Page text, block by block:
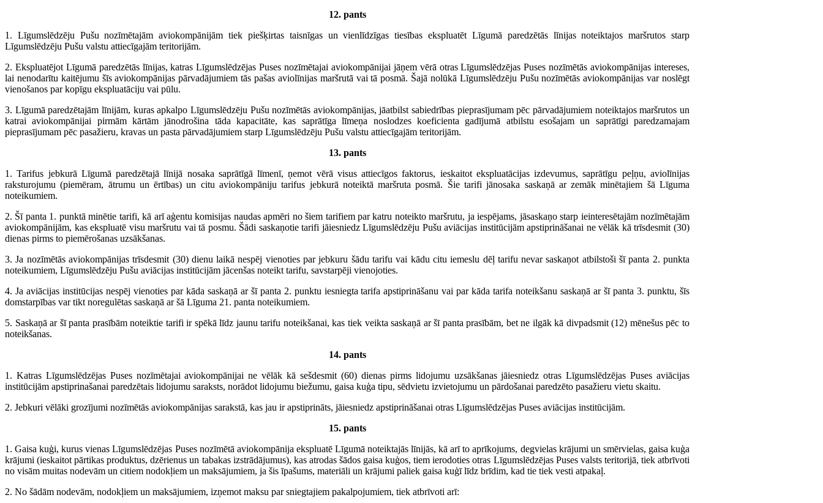
12. pants
1. Līgumslēdzēju Pušu nozīmētajām aviokompānijām tiek piešķirtas taisnīgas un vienlīdzīgas tiesības ekspluatēt Līgumā paredzētās līnijas noteiktajos maršrutos starp
Līgumslēdzēju Pušu valstu attiecīgajām teritorijām.
2. Ekspluatējot Līgumā paredzētās līnijas, katras Līgumslēdzējas Puses nozīmētajai aviokompānijai jāņem vērā otras Līgumslēdzējas Puses nozīmētās aviokompānijas intereses,
lai nenodarītu kaitējumu šīs aviokompānijas pārvadājumiem tās pašas aviolīnijas maršrutā vai tā posmā. Šajā nolūkā Līgumslēdzēju Pušu nozīmētās aviokompānijas var noslēgt
vienošanos par kopīgu ekspluatāciju vai pūlu.
3. Līgumā paredzētajām līnijām, kuras apkalpo Līgumslēdzēju Pušu nozīmētās aviokompānijas, jāatbilst sabiedrības pieprasījumam pēc pārvadājumiem noteiktajos maršrutos un
katrai aviokompānijai pirmām kārtām jānodrošina tāda kapacitāte, kas saprātīga līmeņa noslodzes koeficienta gadījumā atbilstu esošajam un saprātīgi paredzamajam
pieprasījumam pēc pasažieru, kravas un pasta pārvadājumiem starp Līgumslēdzēju Pušu valstu attiecīgajām teritorijām.
13. pants
1. Tarifus jebkurā Līgumā paredzētajā līnijā nosaka saprātīgā līmenī, ņemot vērā visus attiecīgos faktorus, ieskaitot ekspluatācijas izdevumus, saprātīgu peļņu, aviolīnijas
raksturojumu (piemēram, ātrumu un ērtības) un citu aviokompāniju tarifus jebkurā noteiktā maršruta posmā. Šie tarifi jānosaka saskaņā ar zemāk minētajiem šā Līguma
noteikumiem.
2. Šī panta 1. punktā minētie tarifi, kā arī aģentu komisijas naudas apmēri no šiem tarifiem par katru noteikto maršrutu, ja iespējams, jāsaskaņo starp ieinteresētajām nozīmētajām
aviokompānijām, kas ekspluatē visu maršrutu vai tā posmu. Šādi saskaņotie tarifi jāiesniedz Līgumslēdzēju Pušu aviācijas institūcijām apstiprināšanai ne vēlāk kā trīsdesmit (30)
dienas pirms to piemērošanas uzsākšanas.
3. Ja nozīmētās aviokompānijas trīsdesmit (30) dienu laikā nespēj vienoties par jebkuru šādu tarifu vai kādu citu iemeslu dēļ tarifu nevar saskaņot atbilstoši šī panta 2. punkta
noteikumiem, Līgumslēdzēju Pušu aviācijas institūcijām jācenšas noteikt tarifu, savstarpēji vienojoties.
4. Ja aviācijas institūcijas nespēj vienoties par kāda saskaņā ar šī panta 2. punktu iesniegta tarifa apstiprināšanu vai par kāda tarifa noteikšanu saskaņā ar šī panta 3. punktu, šīs
domstarpības var tikt noregulētas saskaņā ar šā Līguma 21. panta noteikumiem.
5. Saskaņā ar šī panta prasībām noteiktie tarifi ir spēkā līdz jaunu tarifu noteikšanai, kas tiek veikta saskaņā ar šī panta prasībām, bet ne ilgāk kā divpadsmit (12) mēnešus pēc to
noteikšanas.
14. pants
1. Katras Līgumslēdzējas Puses nozīmētajai aviokompānijai ne vēlāk kā sešdesmit (60) dienas pirms lidojumu uzsākšanas jāiesniedz otras Līgumslēdzējas Puses aviācijas
institūcijām apstiprinašanai paredzētais lidojumu saraksts, norādot lidojumu biežumu, gaisa kuģa tipu, sēdvietu izvietojumu un pārdošanai paredzēto pasažieru vietu skaitu.
2. Jebkuri vēlāki grozījumi nozīmētās aviokompānijas sarakstā, kas jau ir apstiprināts, jāiesniedz apstiprināšanai otras Līgumslēdzējas Puses aviācijas institūcijām.
15. pants
1. Gaisa kuģi, kurus vienas Līgumslēdzējas Puses nozīmētā aviokompānija ekspluatē Līgumā noteiktajās līnijās, kā arī to aprīkojums, degvielas krājumi un smērvielas, gaisa kuģa
krājumi (ieskaitot pārtikas produktus, dzērienus un tabakas izstrādājumus), kas atrodas šādos gaisa kuģos, tiem ierodoties otras Līgumslēdzējas Puses valsts teritorijā, tiek atbrīvoti
no visām muitas nodevām un citiem nodokļiem un maksājumiem, ja šis īpašums, materiāli un krājumi paliek gaisa kuģī līdz brīdim, kad tie tiek vesti atpakaļ.
2. No šādām nodevām, nodokļiem un maksājumiem, izņemot maksu par sniegtajiem pakalpojumiem, tiek atbrīvoti arī: